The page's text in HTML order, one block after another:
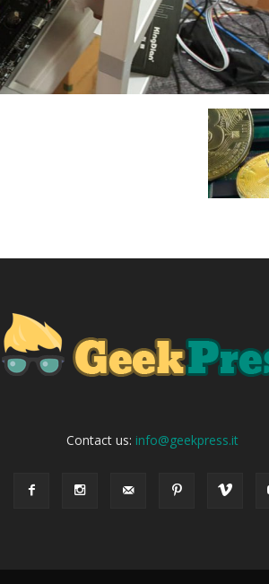
Contact us: info@geekpress.it